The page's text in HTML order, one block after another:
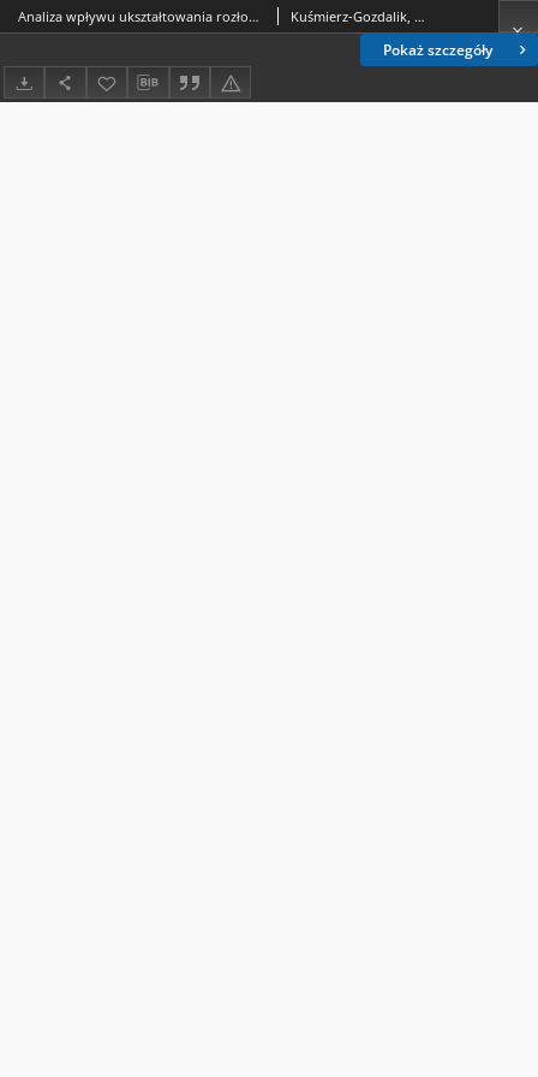
Pokaż szczegóły
Analiza wpływu ukształtowania rozłogu na wyniki ekonomiczne gospodarstw rodzinnych Lubelszczyzny Kuśmierz-Gozdalik, Urszula ( -2004).; Gędek, Stanisław.